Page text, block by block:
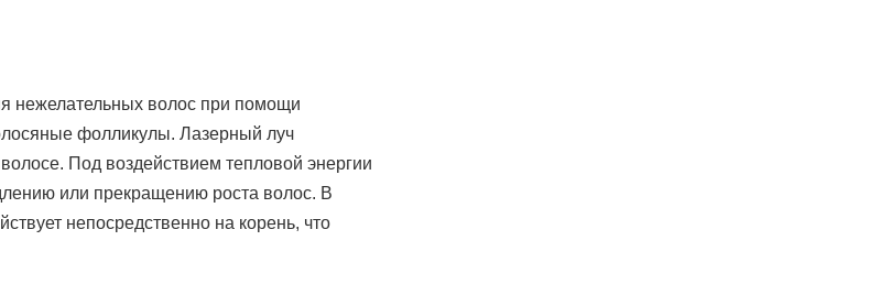
нежелательных волос при помощи
фолликулы. Лазерный луч
Под воздействием тепловой энергии
или прекращению роста волос. В
непосредственно на корень, что